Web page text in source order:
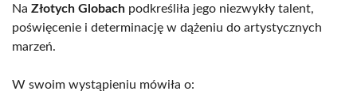
Na Złotych Globach podkreśliła jego niezwykły talent,
poświęcenie i determinację w dążeniu do artystycznych
marzeń.
W swoim wystąpieniu mówiła o: